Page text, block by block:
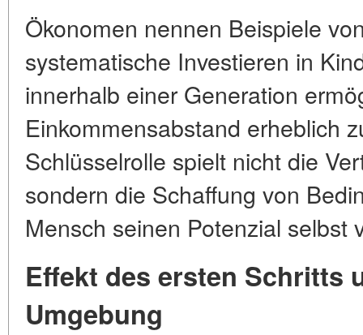
Ökonomen nennen Beispiele
systematische Investieren in
innerhalb einer Generation
Einkommensabstand erheblich
Schlüsselrolle spielt nicht die
sondern die Schaffung von
Mensch seinen Potenzial selbst
Effekt des ersten Schritts
Umgebung